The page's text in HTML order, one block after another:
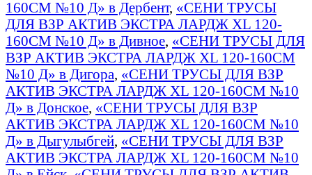
160СМ №10 Д» в Дербент, «СЕНИ ТРУСЫ
ДЛЯ ВЗР АКТИВ ЭКСТРА ЛАРДЖ XL 120-
160СМ №10 Д» в Дивное, «СЕНИ ТРУСЫ ДЛЯ
ВЗР АКТИВ ЭКСТРА ЛАРДЖ XL 120-160СМ
№10 Д» в Дигора, «СЕНИ ТРУСЫ ДЛЯ ВЗР
АКТИВ ЭКСТРА ЛАРДЖ XL 120-160СМ №10
Д» в Донское, «СЕНИ ТРУСЫ ДЛЯ ВЗР
АКТИВ ЭКСТРА ЛАРДЖ XL 120-160СМ №10
Д» в Дыгулыбгей, «СЕНИ ТРУСЫ ДЛЯ ВЗР
АКТИВ ЭКСТРА ЛАРДЖ XL 120-160СМ №10